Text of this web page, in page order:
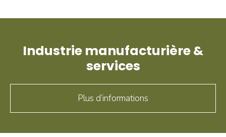
Industrie manufacturière &
services
Plus d’informations